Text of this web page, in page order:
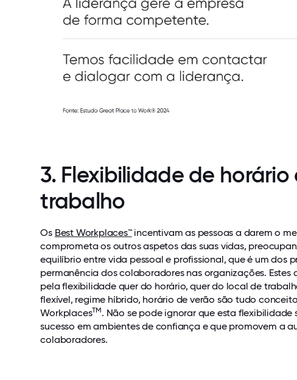
3. Flexibilidade de
trabalho
Os Best Workplaces™incentivam as pessoas a darem o
comprometa os outros aspetos das suas vidas,
equilíbrio entre vida pessoal e profissional, que é um dos
permanência dos colaboradores nas organizações. Estes
pela flexibilidade quer do horário, quer do local de
flexível, regime híbrido, horário de verão são tudo
WorkplacesTM. Não se pode ignorar que esta
sucesso em ambientes de confiança e que promovem a
colaboradores.